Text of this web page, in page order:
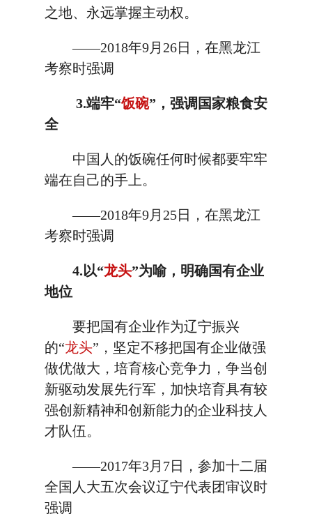
之地、永远掌握主动权。
——2018年9月26日，在黑龙江
考察时强调
3.端牢“饭碗”，强调国家粮食安
全
中国人的饭碗任何时候都要牢牢
端在自己的手上。
——2018年9月25日，在黑龙江
考察时强调
4.以“龙头”为喻，明确国有企业
地位
要把国有企业作为辽宁振兴
的“龙头”，坚定不移把国有企业做强
做优做大，培育核心竞争力，争当创
新驱动发展先行军，加快培育具有较
强创新精神和创新能力的企业科技人
才队伍。
——2017年3月7日，参加十二届
全国人大五次会议辽宁代表团审议时
强调